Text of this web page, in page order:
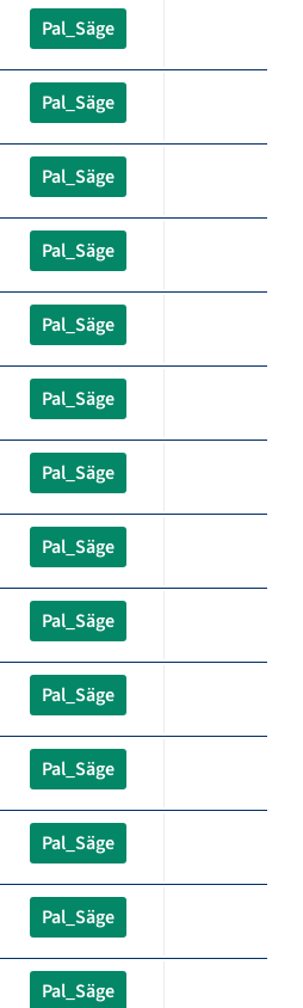
Pal_Säge
Pal_Säge
Pal_Säge
Pal_Säge
Pal_Säge
Pal_Säge
Pal_Säge
Pal_Säge
Pal_Säge
Pal_Säge
Pal_Säge
Pal_Säge
Pal_Säge
Pal_Säge